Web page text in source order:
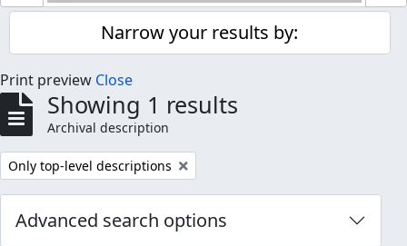
Narrow your results by:
Print preview Close
Showing 1 results
Archival description
Remove filter:
Only top-level descriptions
Advanced search options